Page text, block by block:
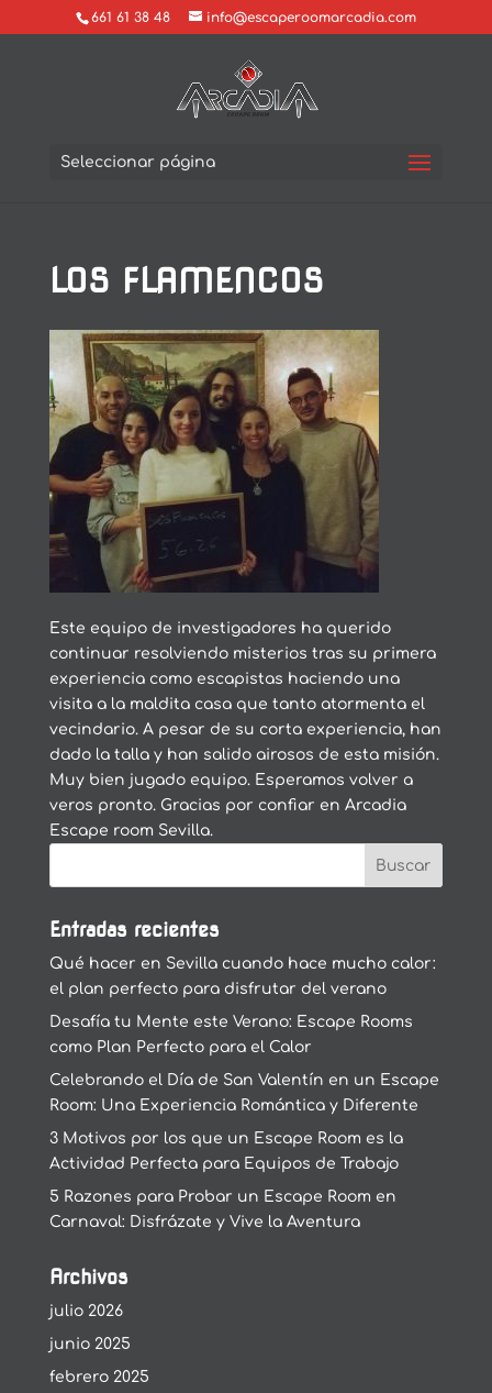
661 61 38 48 info@escaperoomarcadia.com
Seleccionar página
LOS FLAMENCOS
Este equipo de investigadores ha querido
continuar resolviendo misterios tras su primera
experiencia como escapistas haciendo una
visita a la maldita casa que tanto atormenta el
vecindario. A pesar de su corta experiencia, han
dado la talla y han salido airosos de esta misión.
Muy bien jugado equipo. Esperamos volver a
veros pronto. Gracias por confiar en Arcadia
Escape room Sevilla.
Entradas recientes
Qué hacer en Sevilla cuando hace mucho calor:
el plan perfecto para disfrutar del verano
Desafía tu Mente este Verano: Escape Rooms
como Plan Perfecto para el Calor
Celebrando el Día de San Valentín en un Escape
Room: Una Experiencia Romántica y Diferente
3 Motivos por los que un Escape Room es la
Actividad Perfecta para Equipos de Trabajo
5 Razones para Probar un Escape Room en
Carnaval: Disfrázate y Vive la Aventura
Archivos
julio 2026
junio 2025
febrero 2025